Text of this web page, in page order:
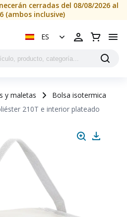
cerradas del 08/08/2026 al
(ambos inclusive)
ES
y maletas
Bolsa isotermica
210T e interior plateado